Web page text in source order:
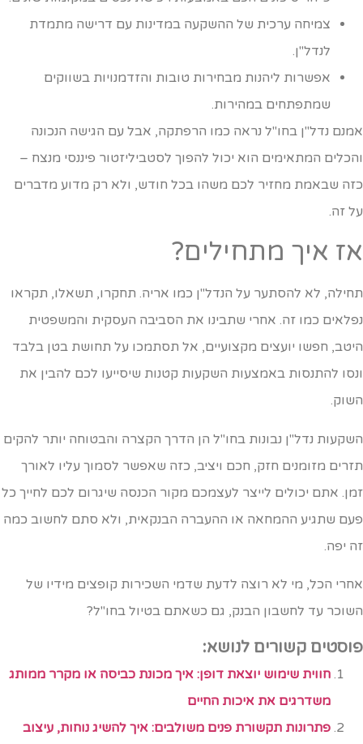
צמיחה ערכית של ההשקעה במדינות עם דרישה מתמדת
לנדל"ן.
אפשרות ליהנות מבחירות טובות והזדמנויות בשווקים
שמתפתחים במהירות.
נדל"ן בחו"ל נראה כמו הרפתקה, אבל עם הגישה הנכונה
המתאימים הוא יכול להפוך לסטביליזטור פיננסי מנצח –
שבאמת מחזיר לכם משהו בכל חודש, ולא רק מדוע מדברים
זה.
איך מתחילים?
לא להסתער על הנדל"ן כמו אריה. תחקרו, תשאלו, תקראו
כמו זה. אחרי שתבינו את הסביבה העסקית והמשפטית
חפשו יועצים מקצועיים, אל תסתמכו על תחושת בטן בלבד
להתנסות באמצעות השקעות קטנות שיסייעו לכם להבין את
נדל"ן נבונות בחו"ל הן הדרך הקצרה והבטוחה יותר להקים
מזומנים חזק, חכם ויציב, כזה שאפשר לסמוך עליו לאורך
אתם יכולים לייצר לעצמכם מקור הכנסה שיגרום לכם לחייך כל
שתגיע ההמחאה או ההעברה הבנקאית, ולא סתם לחשוב כמה
יפה.
הכל, מי לא רוצה לדעת שדמי השכירות קופצים מידיו של
עד לחשבון הבנק, גם כשאתם בטיול בחו"ל?
קשורים לנושא:
חווית שימוש יוצאת דופן: איך מכונת כביסה או מקרר ממותג
משדרגים את איכות החיים
פתרונות תקשורת פנים משולבים: איך להשיג נוחות, עיצוב